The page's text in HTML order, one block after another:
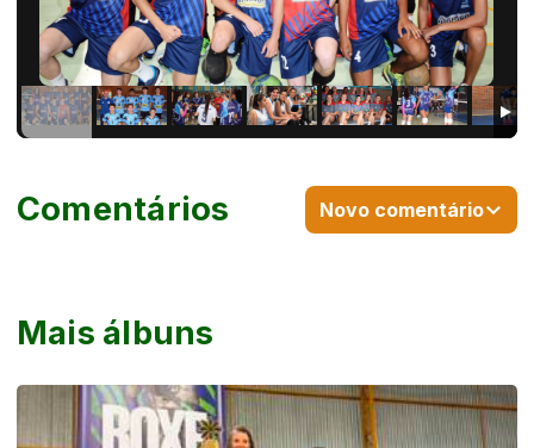
Mais álbuns
Comentários Novo comentário